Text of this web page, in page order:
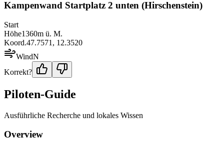
Kampenwand Startplatz 2 unten (Hirschenstein)
Start
Höhe1360m ü. M.
Koord.47.7571 , 12.3520
WindN
Korrekt?
Piloten-Guide
Ausführliche Recherche und lokales Wissen
Overview